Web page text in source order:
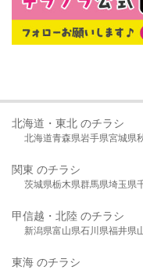
北海道・東北 のチラシ
北海道青森県岩手県宮城県
関東 のチラシ
茨城県栃木県群馬県埼玉県
甲信越・北陸 のチラシ
新潟県富山県石川県福井県
東海 のチラシ